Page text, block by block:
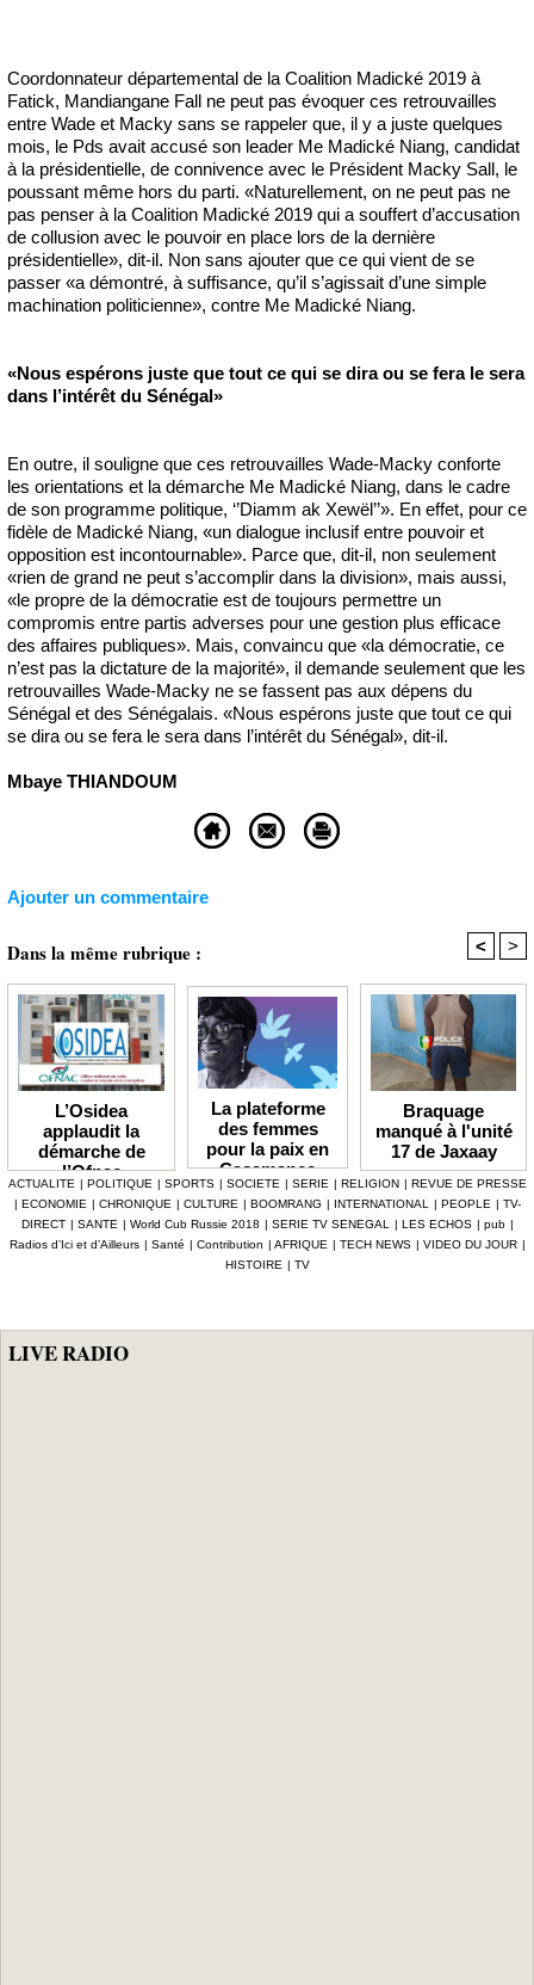
Coordonnateur départemental de la Coalition Madické 2019 à
Fatick, Mandiangane Fall ne peut pas évoquer ces retrouvailles
entre Wade et Macky sans se rappeler que, il y a juste quelques
mois, le Pds avait accusé son leader Me Madické Niang, candidat
à la présidentielle, de connivence avec le Président Macky Sall, le
poussant même hors du parti. «Naturellement, on ne peut pas ne
pas penser à la Coalition Madické 2019 qui a souffert d’accusation
de collusion avec le pouvoir en place lors de la dernière
présidentielle», dit-il. Non sans ajouter que ce qui vient de se
passer «a démontré, à suffisance, qu’il s’agissait d’une simple
machination politicienne», contre Me Madické Niang.
«Nous espérons juste que tout ce qui se dira ou se fera le sera
dans l’intérêt du Sénégal»
En outre, il souligne que ces retrouvailles Wade-Macky conforte
les orientations et la démarche Me Madické Niang, dans le cadre
de son programme politique, ‘’Diamm ak Xewël’’». En effet, pour ce
fidèle de Madické Niang, «un dialogue inclusif entre pouvoir et
opposition est incontournable». Parce que, dit-il, non seulement
«rien de grand ne peut s’accomplir dans la division», mais aussi,
«le propre de la démocratie est de toujours permettre un
compromis entre partis adverses pour une gestion plus efficace
des affaires publiques». Mais, convaincu que «la démocratie, ce
n’est pas la dictature de la majorité», il demande seulement que les
retrouvailles Wade-Macky ne se fassent pas aux dépens du
Sénégal et des Sénégalais. «Nous espérons juste que tout ce qui
se dira ou se fera le sera dans l’intérêt du Sénégal», dit-il.
Mbaye THIANDOUM
Ajouter un commentaire
Dans la même rubrique : < >
L’Osidea
applaudit la
démarche de
l’Ofnac
La plateforme
des femmes
pour la paix en
Casamance
lauréate du Prix
Icip 2026
Braquage
manqué à l'unité
17 de Jaxaay
ACTUALITE | POLITIQUE | SPORTS | SOCIETE | SERIE | RELIGION | REVUE DE PRESSE
| ECONOMIE | CHRONIQUE | CULTURE | BOOMRANG | INTERNATIONAL | PEOPLE | TV-
DIRECT | SANTE | World Cub Russie 2018 | SERIE TV SENEGAL | LES ECHOS | pub |
Radios d’Ici et d’Ailleurs | Santé | Contribution | AFRIQUE | TECH NEWS | VIDEO DU JOUR |
HISTOIRE | TV
LIVE RADIO